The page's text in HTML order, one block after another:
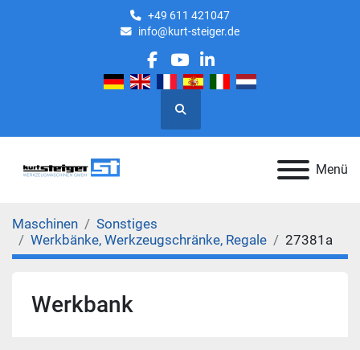
+49 611 421047
info@kurt-steiger.de
facebook
youtube
linkedin
Suche
Menü
Maschinen
Sonstiges
Werkbänke, Werkzeugschränke, Regale
27381a
Werkbank